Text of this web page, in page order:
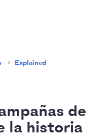
Explained
de
la historia